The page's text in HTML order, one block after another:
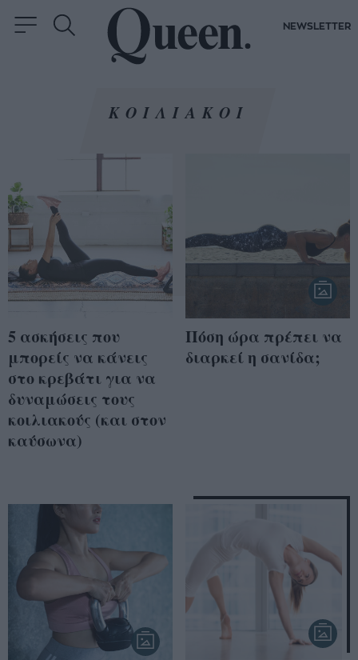
NEWSLETTER
ΚΟΙΛΙΑΚΟΙ
5 ασκήσεις που
μπορείς να κάνεις
στο κρεβάτι για να
δυναμώσεις τους
κοιλιακούς (και στον
καύσωνα)
Πόση ώρα πρέπει να
διαρκεί η σανίδα;